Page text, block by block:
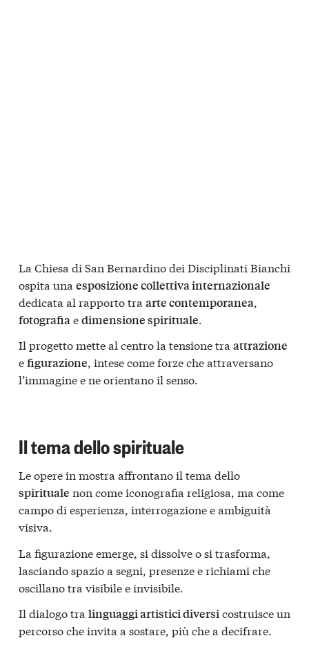
La Chiesa di San Bernardino dei Disciplinati Bianchi
ospita una esposizione collettiva internazionale
dedicata al rapporto tra arte contemporanea,
fotografiaedimensione spirituale.
Il progetto mette al centro la tensione tra attrazione
efigurazione, intese come forze che attraversano
l’immagine e ne orientano il senso.
Il tema dello spirituale
Le opere in mostra affrontano il tema dello
spirituale non come iconografia religiosa, ma come
campo di esperienza, interrogazione e ambiguità
visiva.
La figurazione emerge, si dissolve o si trasforma,
lasciando spazio a segni, presenze e richiami che
oscillano tra visibile e invisibile.
Il dialogo tra linguaggi artistici diversicostruisce un
percorso che invita a sostare, più che a decifrare.